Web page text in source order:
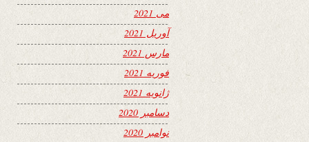
می 2021
آوریل 2021
مارس 2021
فوریه 2021
ژانویه 2021
دسامبر 2020
نوامبر 2020